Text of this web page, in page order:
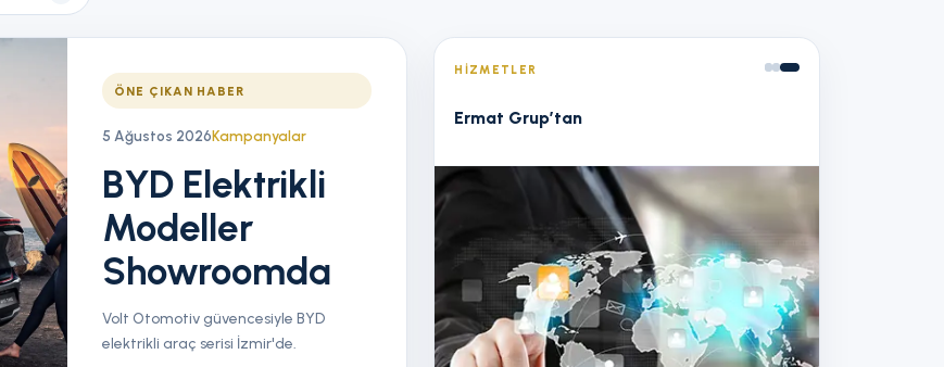
ÖNE ÇIKAN HABER
5 Ağustos 2026Kampanyalar
BYD Elektrikli
Modeller
Showroomda
Volt Otomotiv güvencesiyle BYD
elektrikli araç serisi İzmir'de.
HIZMETLER
Ermat Grup’tan